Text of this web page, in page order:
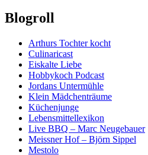
Blogroll
Arthurs Tochter kocht
Culinaricast
Eiskalte Liebe
Hobbykoch Podcast
Jordans Untermühle
Klein Mädchenträume
Küchenjunge
Lebensmittellexikon
Live BBQ – Marc Neugebauer
Meissner Hof – Björn Sippel
Mestolo